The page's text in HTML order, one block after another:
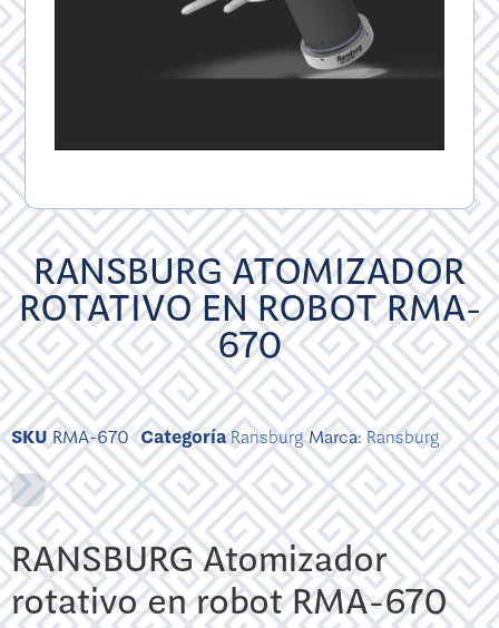
RANSBURG ATOMIZADOR
ROTATIVO EN ROBOT RMA-
670
SKURMA-670 CategoríaRansburg Marca:Ransburg
RANSBURG Atomizador
rotativo en robot RMA-670